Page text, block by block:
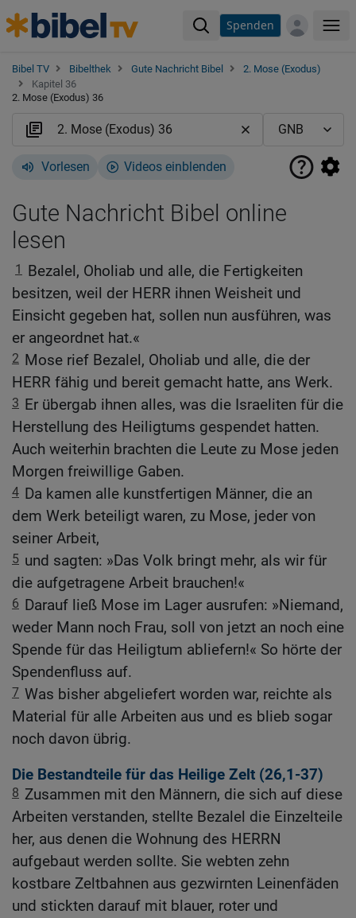
Spenden
Bibel TV Bibelthek Gute Nachricht Bibel
2. Mose (Exodus)
Kapitel 36
2. Mose (Exodus) 36
Vorlesen Videos einblenden
Gute Nachricht Bibel online
lesen
1 Bezalel, Oholiab und alle, die Fertigkeiten
besitzen, weil der HERR ihnen Weisheit und
Einsicht gegeben hat, sollen nun ausführen, was
er angeordnet hat.«
2 Mose rief Bezalel, Oholiab und alle, die der
HERR fähig und bereit gemacht hatte, ans Werk.
3 Er übergab ihnen alles, was die Israeliten für die
Herstellung des Heiligtums gespendet hatten.
Auch weiterhin brachten die Leute zu Mose jeden
Morgen freiwillige Gaben.
4 Da kamen alle kunstfertigen Männer, die an
dem Werk beteiligt waren, zu Mose, jeder von
seiner Arbeit,
5 und sagten: »Das Volk bringt mehr, als wir für
die aufgetragene Arbeit brauchen!«
6 Darauf ließ Mose im Lager ausrufen: »Niemand,
weder Mann noch Frau, soll von jetzt an noch eine
Spende für das Heiligtum abliefern!« So hörte der
Spendenfluss auf.
7 Was bisher abgeliefert worden war, reichte als
Material für alle Arbeiten aus und es blieb sogar
noch davon übrig.
Die Bestandteile für das Heilige Zelt (26,1-37)
8 Zusammen mit den Männern, die sich auf diese
Arbeiten verstanden, stellte Bezalel die Einzelteile
her, aus denen die Wohnung des HERRN
aufgebaut werden sollte. Sie webten zehn
kostbare Zeltbahnen aus gezwirnten Leinenfäden
und stickten darauf mit blauer, roter und